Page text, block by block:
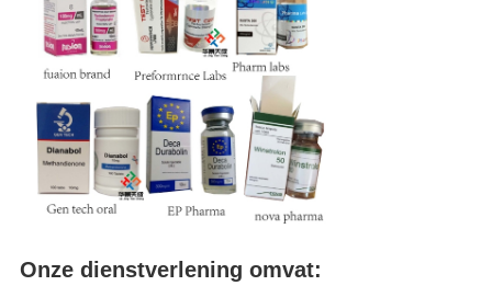
Onze dienstverlening omvat: